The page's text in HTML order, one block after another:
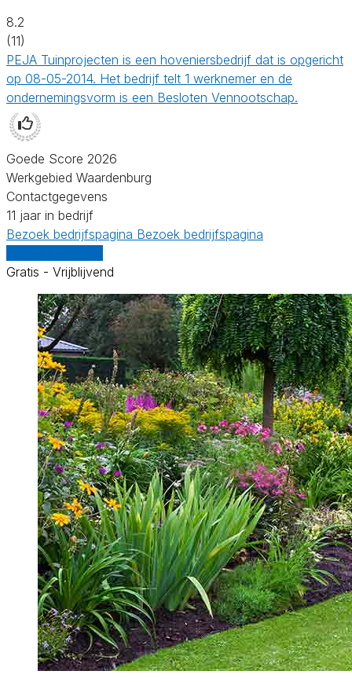
8.2
(11)
PEJA Tuinprojecten is een hoveniersbedrijf dat is opgericht
op 08-05-2014. Het bedrijf telt 1 werknemer en de
ondernemingsvorm is een Besloten Vennootschap.
Goede Score 2026
Werkgebied Waardenburg
Contactgegevens
11 jaar in bedrijf
Bezoek bedrijfspagina Bezoek bedrijfspagina
Gratis - Vrijblijvend